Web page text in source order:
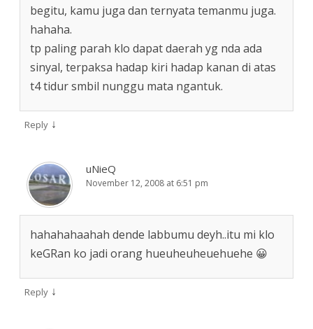
begitu, kamu juga dan ternyata temanmu juga.
hahaha.
tp paling parah klo dapat daerah yg nda ada
sinyal, terpaksa hadap kiri hadap kanan di atas
t4 tidur smbil nunggu mata ngantuk.
Reply ↓
uNieQ
November 12, 2008 at 6:51 pm
hahahahaahah dende labbumu deyh..itu mi klo
keGRan ko jadi orang hueuheuheuehuehe 😀
Reply ↓